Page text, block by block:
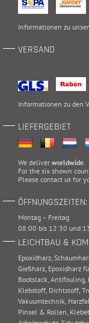
Informationen zu
VERSAND
Informationen zu den
LIEFERGEBIET
We deliver worldwide
For the six shown
Please contact us for
ÖFFNUNGSZEITEN:
Montag – Freitag
08:00 bis 12:30 und
LEICHTBAU &
Epoxidharz
Gießharz Epoxidharz
Bootslack Antifouling
Klebstoff Dichtstoff
Vakuumtechnik
Pinsel & Rollen